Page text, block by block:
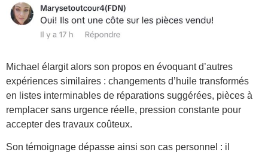
Michael élargit alors son propos en évoquant d’autres
expériences similaires : changements d’huile transformés
en listes interminables de réparations suggérées, pièces à
remplacer sans urgence réelle, pression constante pour
accepter des travaux coûteux.
Son témoignage dépasse ainsi son cas personnel : il